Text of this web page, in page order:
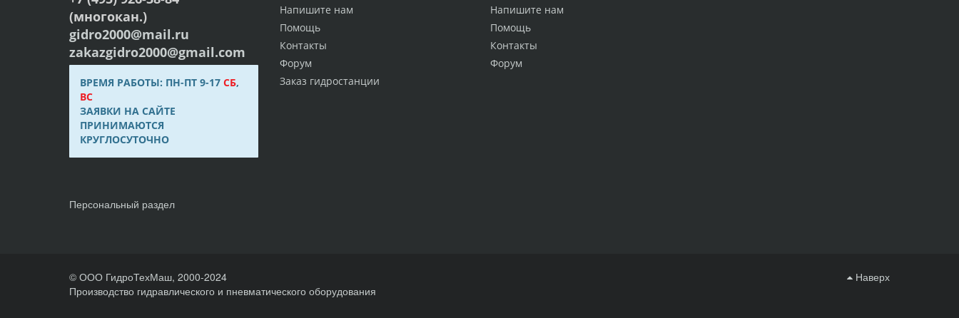
Напишите нам
Помощь
Контакты
Форум
Напишите нам
Помощь
Контакты
Форум
Заказ гидростанции
(многокан.)
gidro2000@mail.ru
zakazgidro2000@gmail.com
ВРЕМЯ РАБОТЫ: ПН-ПТ 9-17СБ,
ВС
ЗАЯВКИ НА САЙТЕ
ПРИНИМАЮТСЯ
КРУГЛОСУТОЧНО
Персональный раздел
© ООО ГидроТехМаш, 2000-2024
Производство гидравлического и пневматического оборудования
Наверх